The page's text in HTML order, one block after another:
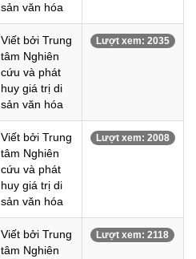
sản văn hóa
Viết bởi Trung
tâm Nghiên
cứu và phát
huy giá trị di
sản văn hóa
Lượt xem: 2035
Viết bởi Trung
tâm Nghiên
cứu và phát
huy giá trị di
sản văn hóa
Lượt xem: 2008
Viết bởi Trung
tâm Nghiên
Lượt xem: 2118